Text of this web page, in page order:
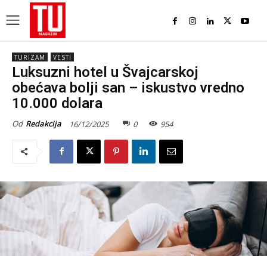
TURIZAM VESTI
Luksuzni hotel u Švajcarskoj
obećava bolji san – iskustvo vredno
10.000 dolara
Od Redakcija 16/12/2025 0 954